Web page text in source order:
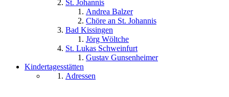
St. Johannis
Andrea Balzer
Chöre an St. Johannis
Bad Kissingen
Jörg Wöltche
St. Lukas Schweinfurt
Gustav Gunsenheimer
Kindertagesstätten
Adressen